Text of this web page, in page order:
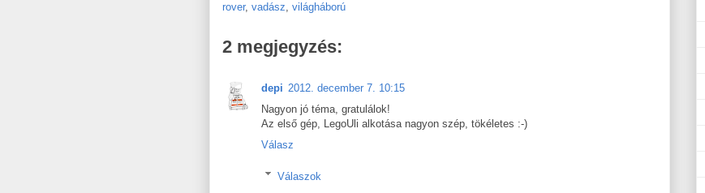
rover, vadász, világháború
2 megjegyzés:
depi 2012. december 7. 10:15
Nagyon jó téma, gratulálok!
Az első gép, LegoUli alkotása nagyon szép, tökéletes :-)
Válasz
Válaszok